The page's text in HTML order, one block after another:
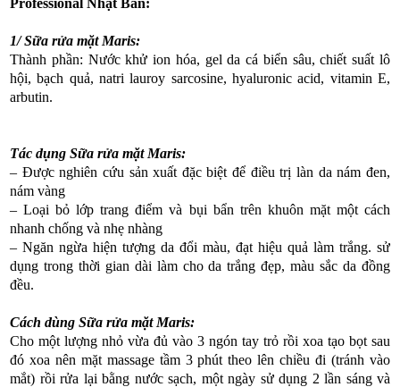
1/ Sữa rửa mặt Maris:
Thành phần: Nước khử ion hóa, gel da cá biển sâu, chiết suất lô
hội, bạch quả, natri lauroy sarcosine, hyaluronic acid, vitamin E,
arbutin.
Tác dụng Sữa rửa mặt Maris:
– Được nghiên cứu sản xuất đặc biệt để điều trị làn da nám đen,
nám vàng
– Loại bỏ lớp trang điểm và bụi bẩn trên khuôn mặt một cách
nhanh chống và nhẹ nhàng
– Ngăn ngừa hiện tượng da đổi màu, đạt hiệu quả làm trắng. sử
dụng trong thời gian dài làm cho da trắng đẹp, màu sắc da đồng
đều.
Cách dùng Sữa rửa mặt Maris:
Cho một lượng nhỏ vừa đủ vào 3 ngón tay trỏ rồi xoa tạo bọt sau
đó xoa nên mặt massage tầm 3 phút theo lên chiều đi (tránh vào
mắt) rồi rửa lại bằng nước sạch, một ngày sử dụng 2 lần sáng và